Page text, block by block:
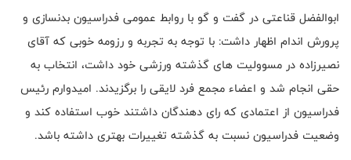
ابوالفضل قناعتی در گفت و گو با روابط عمومی فدراسیون بدنسازی و
پرورش اندام اظهار داشت: با توجه به تجربه و رزومه خوبی که آقای
نصیرزاده در مسوولیت های گذشته ورزشی خود داشت، انتخاب به
حقی انجام شد و اعضاء مجمع فرد لایقی را برگزیدند. امیدوارم رئیس
فدراسیون از اعتمادی که رای دهندگان داشتند خوب استفاده کند و
وضعیت فدراسیون نسبت به گذشته تغییرات بهتری داشته باشد.